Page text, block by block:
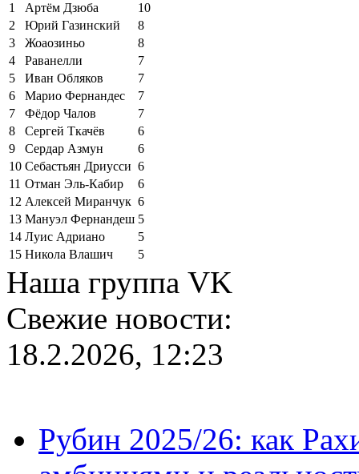
1
Артём Дзюба
10
2
Юрий Газинский
8
3
Жоаозиньо
8
4
Раванелли
7
5
Иван Обляков
7
6
Марио Фернандес
7
7
Фёдор Чалов
7
8
Сергей Ткачёв
6
9
Сердар Азмун
6
10 Себастьян Дриусси 6
11 Отман Эль-Кабир
6
12 Алексей Миранчук 6
13 Мануэл Фернандеш 5
14 Луис Адриано
5
15 Никола Влашич 5
Наша группа VK
Свежие новости:
18.2.2026, 12:23
Рубин 2025/26: как